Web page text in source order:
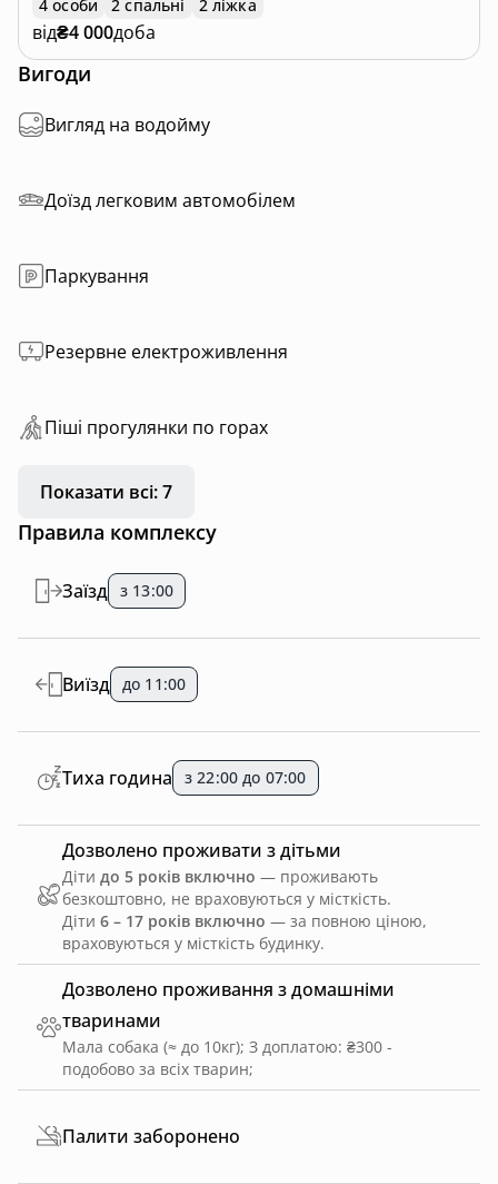
4 особи 2 спальні 2 ліжка
від₴4 000доба
Вигоди
Вигляд на водойму
Доїзд легковим автомобілем
Паркування
Резервне електроживлення
Пiшi прoгулянки пo горах
Показати всі: 7
Правила комплексу
Дозволено проживання з домашніми
тваринами
Мала собака (≈ до 10кг); З доплатою: ₴300 -
подобово за всіх тварин;
Заїзд з 13:00
Виїзд до 11:00
Дозволено проживати з дітьми
Діти до 5 років включно — проживають
безкоштовно, не враховуються у місткість.
Діти 6 – 17 років включно — за повною ціною,
враховуються у місткість будинку.
Тиха година з 22:00 до 07:00
Палити заборонено